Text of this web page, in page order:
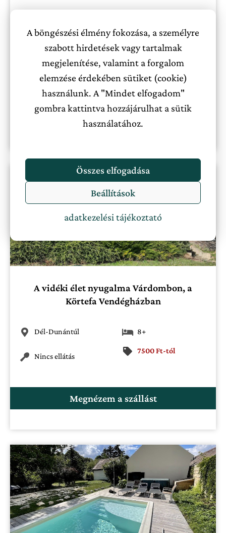
A böngészési élmény fokozása, a személyre
szabott hirdetések vagy tartalmak
megjelenítése, valamint a forgalom
elemzése érdekében sütiket (cookie)
használunk. A "Mindet elfogadom"
gombra kattintva hozzájárulhat a sütik
használatához.
Összes elfogadása
Beállítások
adatkezelési tájékoztató
Dél-Alföld
Nincs ellátás
8 ,8+
130.000 Ft-tól
Megnézem a szállást
A vidéki élet nyugalma Várdombon, a
Körtefa Vendégházban
Dél-Dunántúl
Nincs ellátás
8+
7500 Ft-tól
Megnézem a szállást